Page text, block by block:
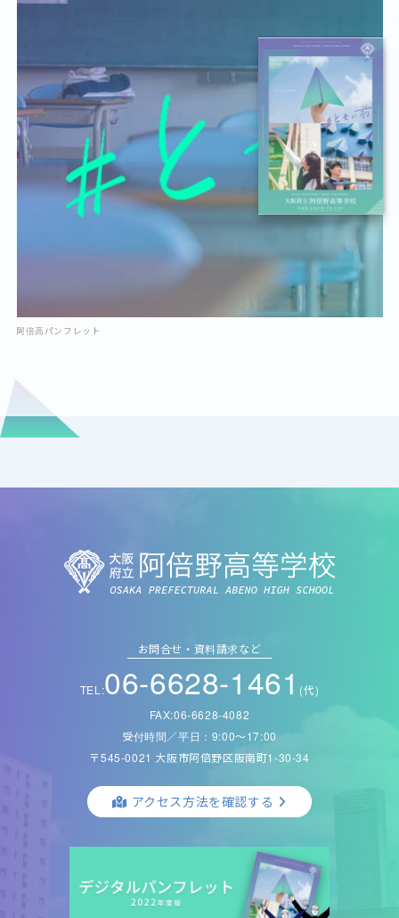
阿倍高パンフレット
お問合せ・資料請求など
TEL:06-6628-1461 (代)
FAX:06-6628-4082
受付時間／平日：9:00〜17:00
〒545-0021 大阪市阿倍野区阪南町1-30-34
アクセス方法を確認する